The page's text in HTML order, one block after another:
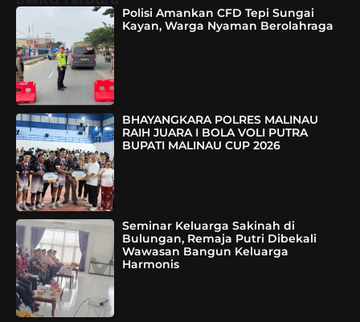
Polisi Amankan CFD Tepi Sungai
Kayan, Warga Nyaman Berolahraga
BHAYANGKARA POLRES MALINAU
RAIH JUARA I BOLA VOLI PUTRA
BUPATI MALINAU CUP 2026
Seminar Keluarga Sakinah di
Bulungan, Remaja Putri Dibekali
Wawasan Bangun Keluarga
Harmonis